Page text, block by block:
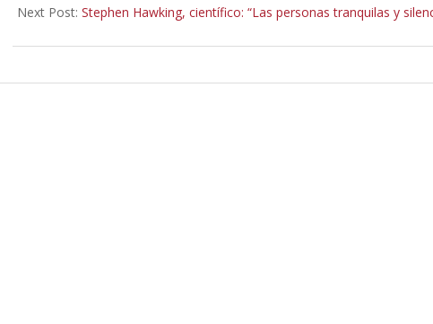
05
Next Post: Stephen Hawking, científico: “Las personas tranquilas y